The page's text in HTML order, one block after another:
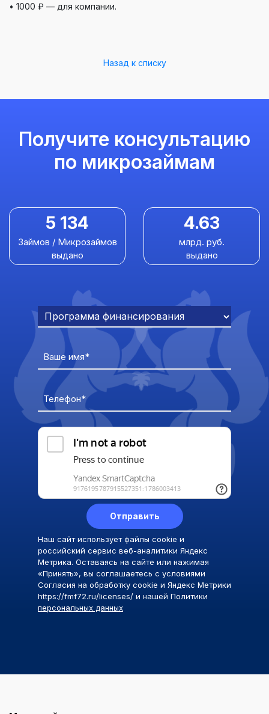
• 1000 ₽ — для компании.
Назад к списку
Получите консультацию
по микрозаймам
5 134
Займов / Микрозаймов
выдано
4.63
млрд. руб.
выдано
Ваше имя*
Телефон*
Отправить
Наш сайт использует файлы cookie и
российский сервис веб-аналитики Яндекс
Метрика. Оставаясь на сайте или нажимая
«Принять», вы соглашаетесь с условиями
Согласия на обработку cookie и Яндекс Метрики
https://fmf72.ru/licenses/ и нашей Политики
персональных данных